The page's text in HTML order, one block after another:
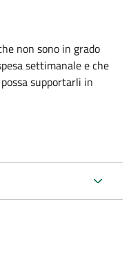
non sono in grado
settimanale e che
supportarli in